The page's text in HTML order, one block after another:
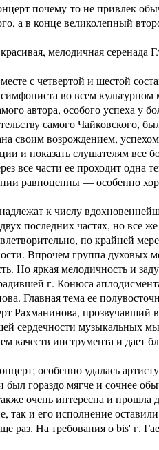
почему-то не привлек
а в конце великолепный
мелодичная серенада
с четвертой и шестой
во всем
автора, особого успеха у
самого Чайковского,
своим возрождением,
и показать слушателям все
все части ее проходит одна
равноценны — особенно
к числу
последних частях, но все
по крайней мере
Впрочем группа
Но яркая мелодичность и
г. Конюса
Главная тема ее
прозвучавший
сердечности музыкальных
качеств инструмента и дает
особенно удалась
был гораздо мягче и сочнее
очень интересна и прошла
и его исполнение
раз. На требования о bis' г.